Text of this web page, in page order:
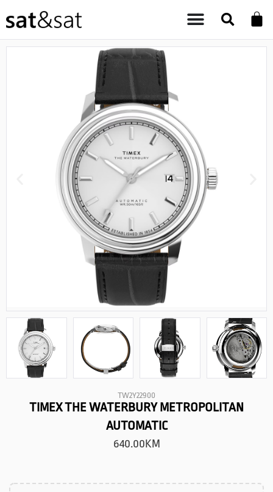
TW2Y22900
TIMEX THE WATERBURY METROPOLITAN
AUTOMATIC
640.00KM